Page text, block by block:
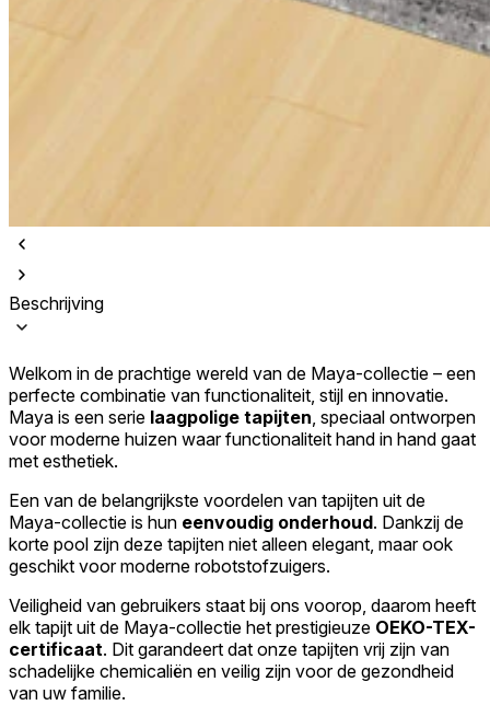
Beschrijving
Welkom in de prachtige wereld van de Maya-collectie – een
perfecte combinatie van functionaliteit, stijl en innovatie.
Maya is een serie laagpolige tapijten , speciaal ontworpen
voor moderne huizen waar functionaliteit hand in hand gaat
met esthetiek.
Een van de belangrijkste voordelen van tapijten uit de
Maya-collectie is hun eenvoudig onderhoud. Dankzij de
korte pool zijn deze tapijten niet alleen elegant, maar ook
geschikt voor moderne robotstofzuigers.
Veiligheid van gebruikers staat bij ons voorop, daarom heeft
elk tapijt uit de Maya-collectie het prestigieuze OEKO-TEX-
certificaat. Dit garandeert dat onze tapijten vrij zijn van
schadelijke chemicaliën en veilig zijn voor de gezondheid
van uw familie.